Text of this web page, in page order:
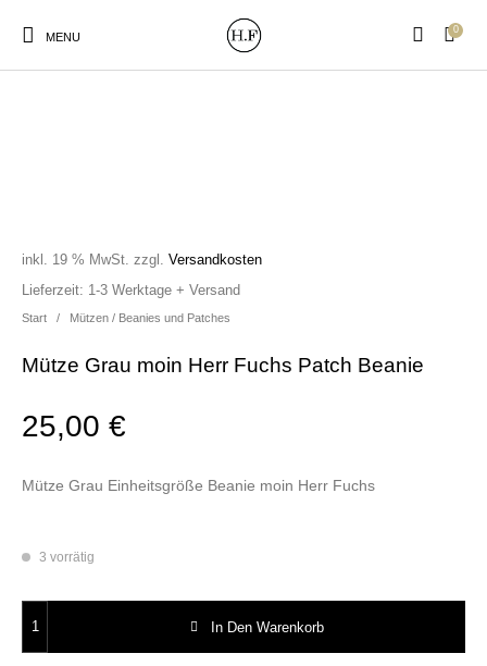
MENU
0
Start / Mützen / Beanies und Patches
Mütze Grau moin Herr Fuchs Patch Beanie
25,00€
inkl. 19 % MwSt. zzgl.Versandkosten
Mütze Grau Einheitsgröße Beanie moin Herr Fuchs
Lieferzeit: 1-3 Werktage + Versand
3 vorrätig
In Den Warenkorb